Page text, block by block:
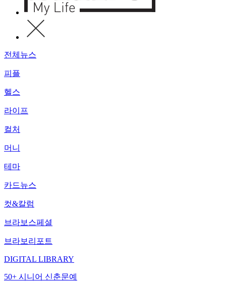
전체뉴스
피플
헬스
라이프
컬처
머니
테마
카드뉴스
컷&칼럼
브라보스페셜
브라보리포트
DIGITAL LIBRARY
50+ 시니어 신춘문예